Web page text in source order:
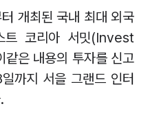
터 개최된 국내 최대 외국
트 코리아 서밋(Invest
같은 내용의 투자를 신고
일까지 서을 그랜드 인터
.